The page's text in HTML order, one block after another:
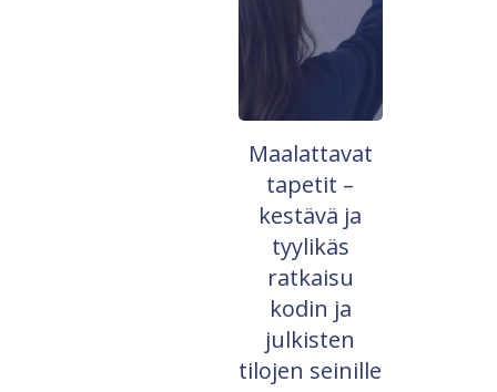
Maalattavat
tapetit –
kestävä ja
tyylikäs
ratkaisu
kodin ja
julkisten
tilojen seinille